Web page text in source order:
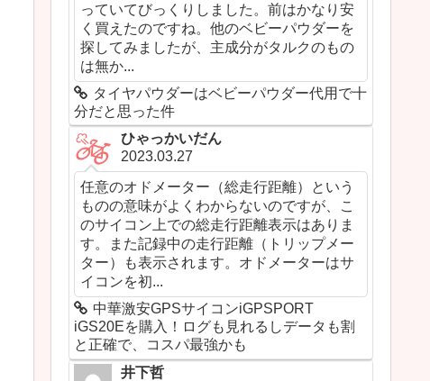
っていてびっくりしました。前はかなり安
く買えたのですね。他のベビーパウダーを
探してみましたが、主成分がタルクのもの
は無か...
タイヤパウダーはベビーパウダー代用で十
分だと思った件
ひゃっかいだん
2023.03.27
任意のオドメーター（総走行距離）という
ものの意味がよくわからないのですが、こ
のサイコン上での総走行距離表示はありま
す。また記録中の走行距離（トリップメー
ター）も表示されます。オドメーターはサ
イコンを初...
中華激安GPSサイコンiGPSPORT
iGS20Eを購入！ログも見れるしデータも割
と正確で、コスパ最強かも
井下哲